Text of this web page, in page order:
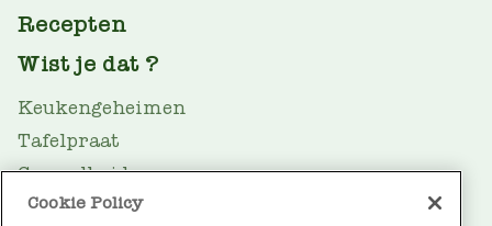
Recepten
Wist je dat ?
Keukengeheimen
Tafelpraat
Gezondheid
Oliegids
Cookie Policy